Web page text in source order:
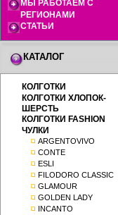
МЫ РАБОТАЕМ С
РЕГИОНАМИ
СТАТЬИ
КАТАЛОГ
КОЛГОТКИ
КОЛГОТКИ ХЛОПОК-
ШЕРСТЬ
КОЛГОТКИ FASHION
ЧУЛКИ
ARGENTOVIVO
CONTE
ESLI
FILODORO CLASSIC
GLAMOUR
GOLDEN LADY
INCANTO